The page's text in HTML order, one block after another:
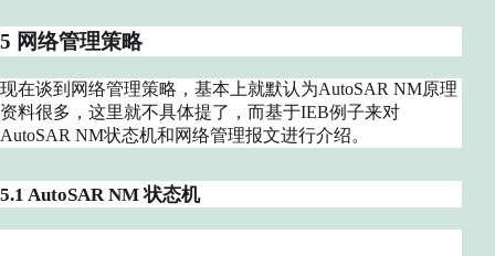
5 网络管理策略
现在谈到网络管理策略，基本上就默认为AutoSAR NM原理
资料很多，这里就不具体提了，而基于IEB例子来对
AutoSAR NM状态机和网络管理报文进行介绍。
5.1 AutoSAR NM 状态机